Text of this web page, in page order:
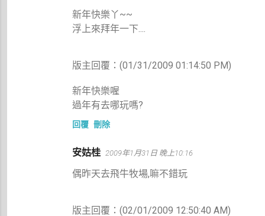
新年快樂丫~~
浮上來拜年一下....
版主回覆：(01/31/2009 01:14:50 PM)
新年快樂喔
過年有去哪玩嗎?
回覆 刪除
安姑桂 2009年1月31日 晚上10:16
偶昨天去飛牛牧場,嘛不錯玩
版主回覆：(02/01/2009 12:50:40 AM)